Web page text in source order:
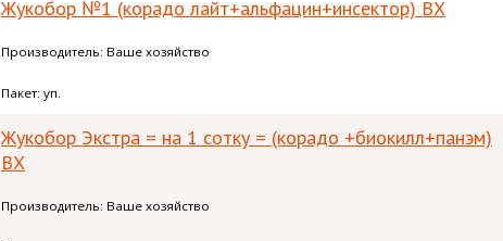
Жукобор №1 (корадо лайт+альфацин+инсектор) ВХ
Производитель: Ваше хозяйство
Пакет: уп.
Жукобор Экстра = на 1 сотку = (корадо +биокилл+панэм)
ВХ
Производитель: Ваше хозяйство